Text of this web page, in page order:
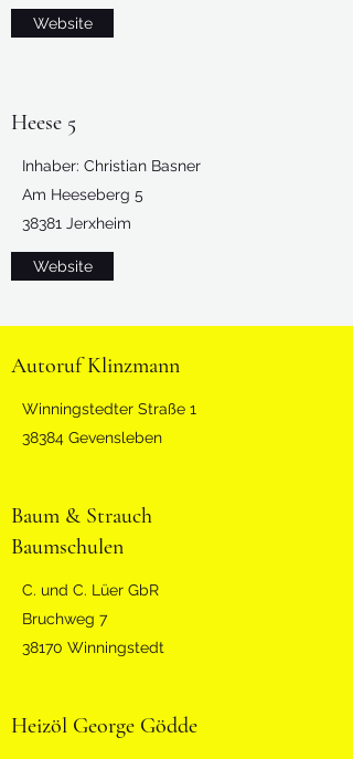
Autoruf Klinzmann
Winningstedter Straße 1
38384 Gevensleben
Baum & Strauch
Baumschulen
C. und C. Lüer GbR
Bruchweg 7
38170 Winningstedt
Heizöl George Gödde
Website
Inhaber: Christian Basner
Am Heeseberg 5
38381 Jerxheim
Website
Heese 5